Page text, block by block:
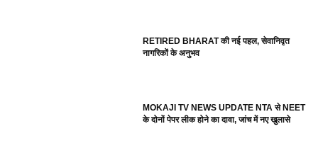
RETIRED BHARAT की नई पहल, सेवानिवृत
नागरिकों के अनुभव
MOKAJI TV NEWS UPDATE NTA से NEET
के दोनों पेपर लीक होने का दावा, जांच में नए खुलासे